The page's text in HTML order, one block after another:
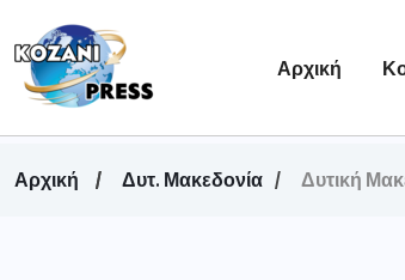
Αρχική
Αρχική Δυτ. Μακεδονία Δυτική